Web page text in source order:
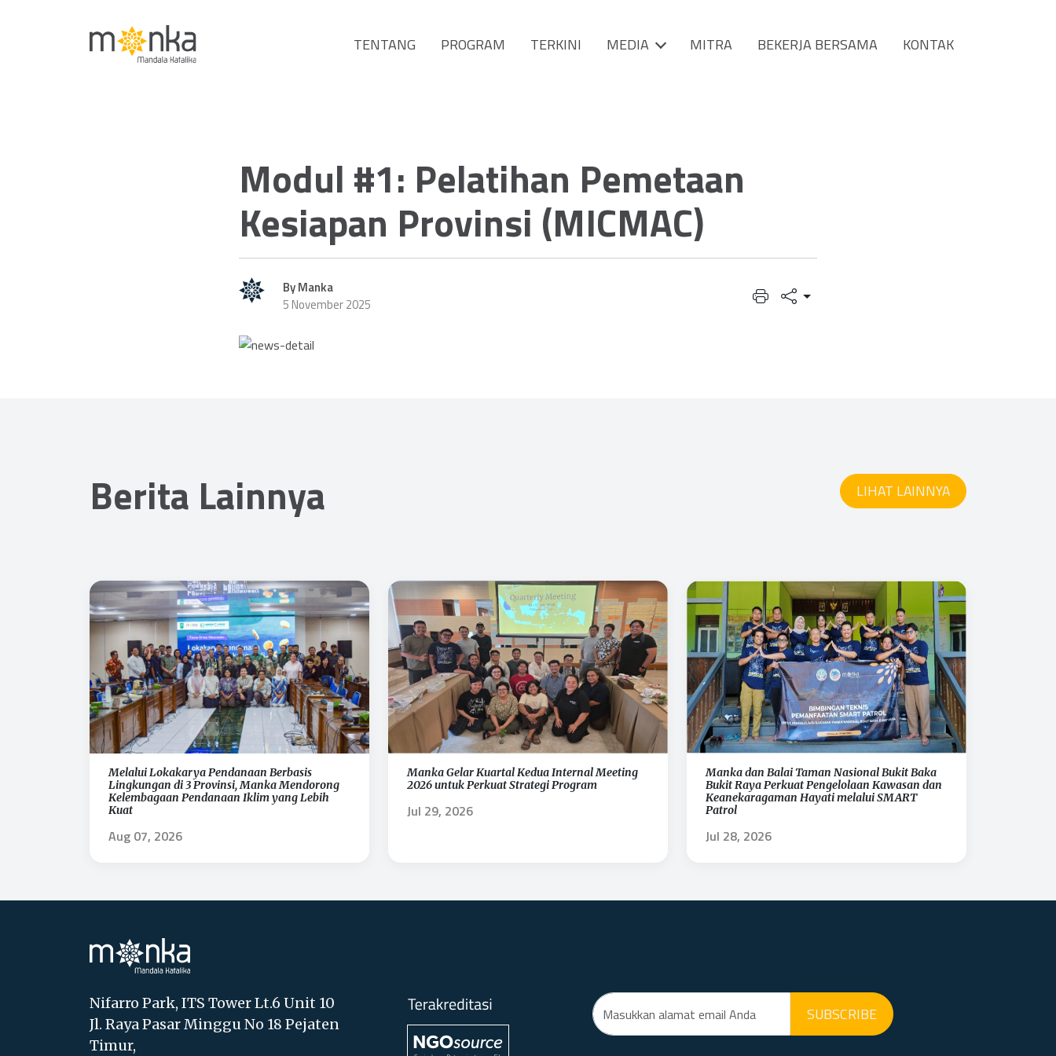
TENTANG PROGRAM TERKINI MEDIA MITRA BEKERJA BERSAMA KONTAK
Modul #1: Pelatihan Pemetaan
Kesiapan Provinsi (MICMAC)
By Manka
5 November 2025
Berita Lainnya LIHAT LAINNYA
Melalui Lokakarya Pendanaan Berbasis
Lingkungan di 3 Provinsi, Manka Mendorong
Kelembagaan Pendanaan Iklim yang Lebih
Kuat
Aug 07, 2026
Manka Gelar Kuartal Kedua Internal Meeting
2026 untuk Perkuat Strategi Program
Jul 29, 2026
Manka dan Balai Taman Nasional Bukit Baka
Bukit Raya Perkuat Pengelolaan Kawasan dan
Keanekaragaman Hayati melalui SMART
Patrol
Jul 28, 2026
Nifarro Park, ITS Tower Lt.6 Unit 10
Jl. Raya Pasar Minggu No 18 Pejaten
Timur,
SUBSCRIBE